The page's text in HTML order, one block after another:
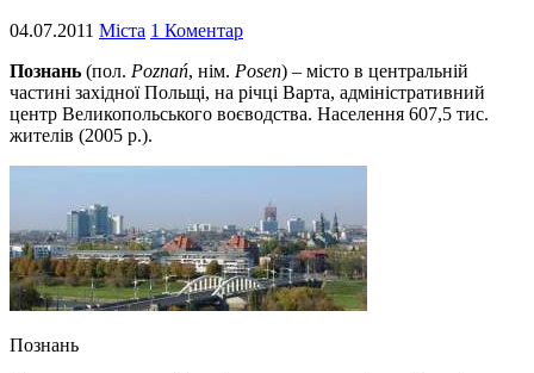
04.07.2011 Міста 1 Коментар
Познань (пол. Poznań, нім. Posen) – місто в центральній
частині західної Польщі, на річці Варта, адміністративний
центр Великопольського воєводства. Населення 607,5 тис.
жителів (2005 р.).
Познань